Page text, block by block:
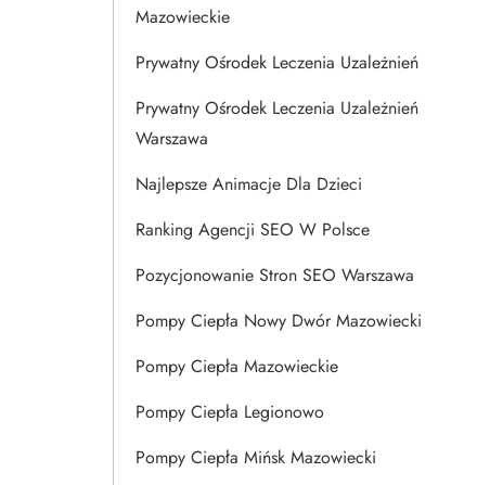
Mazowieckie
Prywatny Ośrodek Leczenia Uzależnień
Prywatny Ośrodek Leczenia Uzależnień
Warszawa
Najlepsze Animacje Dla Dzieci
Ranking Agencji SEO W Polsce
Pozycjonowanie Stron SEO Warszawa
Pompy Ciepła Nowy Dwór Mazowiecki
Pompy Ciepła Mazowieckie
Pompy Ciepła Legionowo
Pompy Ciepła Mińsk Mazowiecki